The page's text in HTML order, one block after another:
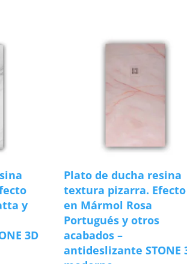
y
3D
Plato de ducha resina
textura pizarra. Efecto
en Mármol Rosa
Portugués y otros
acabados –
antideslizante STONE